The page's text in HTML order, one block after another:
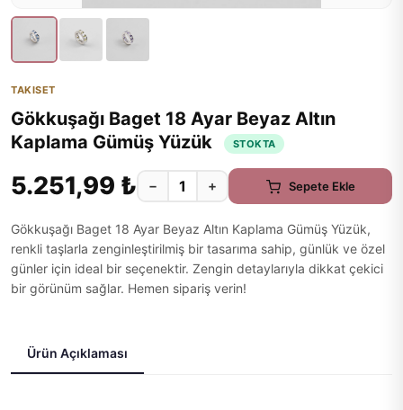
TAKISET
Gökkuşağı Baget 18 Ayar Beyaz Altın
Kaplama Gümüş Yüzük
STOKTA
5.251,99 ₺ − + Sepete Ekle
Gökkuşağı Baget 18 Ayar Beyaz Altın Kaplama Gümüş Yüzük,
renkli taşlarla zenginleştirilmiş bir tasarıma sahip, günlük ve özel
günler için ideal bir seçenektir. Zengin detaylarıyla dikkat çekici
bir görünüm sağlar. Hemen sipariş verin!
Ürün Açıklaması